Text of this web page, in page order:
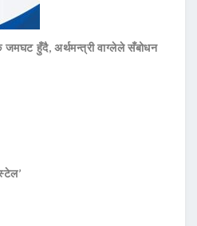
जमघट हुँदै, अर्थमन्त्री वाग्लेले सँबोधन